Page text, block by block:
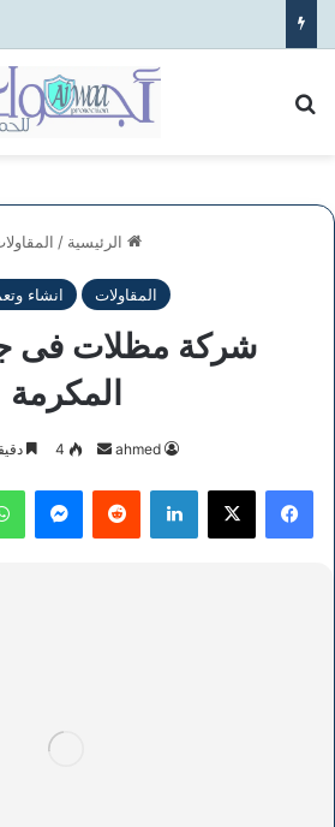
الرئيسية /
المقاولات انشاء
شركة مظلات فى
المكرمة
ahmed
أرسل
إلكترونيا
4
فيسبوك ‫X لينكدإن